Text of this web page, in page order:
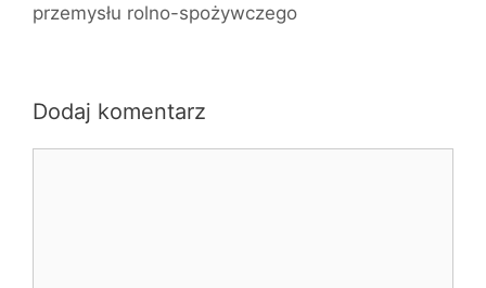
przemysłu rolno-spożywczego
Dodaj komentarz